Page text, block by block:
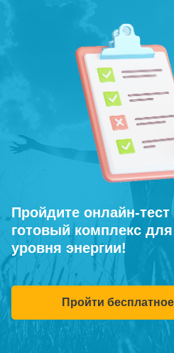
Пройдите онлайн-
готовый комплекс
уровня энергии!
Пройти